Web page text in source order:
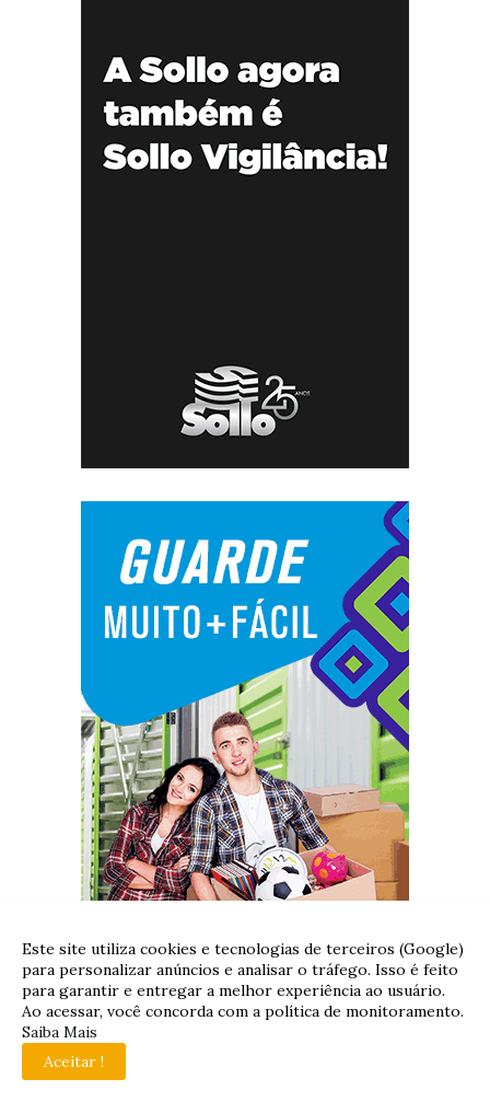
Este site utiliza cookies e tecnologias de terceiros (Google)
para personalizar anúncios e analisar o tráfego. Isso é feito
para garantir e entregar a melhor experiência ao usuário.
Ao acessar, você concorda com a política de monitoramento.
Saiba Mais
Aceitar !